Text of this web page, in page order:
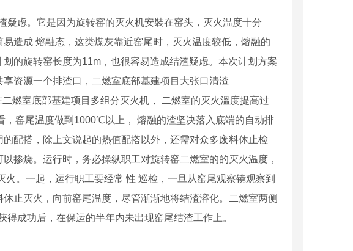
虑。它是因为旋转窑的灭火机安裝在窑头，灭火温度十分
造成 熔融态，这类煤灰靠近窑尾时，灭火温度较低，熔融的
的旋转窑长度为11m，也很容易造成结渣疑虑。本次计划方案
资源一个排渣口，二燃室底部基建项目大张口清渣
燃室底部基建项目多组分灭火机， 二燃室的灭火溫度提高过
窑尾温度做到1000℃以上， 熔融的渣坚决落入底端的自动排
配搭，除上文说起的热值配搭以外，还需对众多废料休止检
掺烧。运行时，务必操纵职工对旋转窑二燃室的的灭火温度，
。一起，运行职工要经常 性 巡检，一旦从窑尾观察镜观察到
止灭火，向前窑尾温度，尽管渐渐地将结渣溶化。二燃室两侧
成功后，在保运的半年内未出现窑尾结渣工作上。